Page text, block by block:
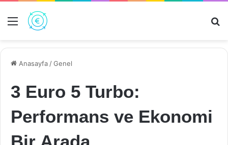
Menü
Anasayfa /Genel
3 Euro 5 Turbo:
Performans ve Ekonomi